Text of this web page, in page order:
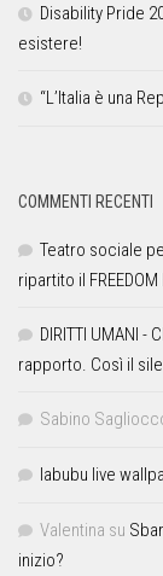
Disability Pride
esistere!
“L’Italia è una
COMMENTI RECENTI
Teatro sociale
ripartito il FREEDOM
DIRITTI UMANI -
rapporto. Così il
Sabino
labubu live
Valentina su
inizio?